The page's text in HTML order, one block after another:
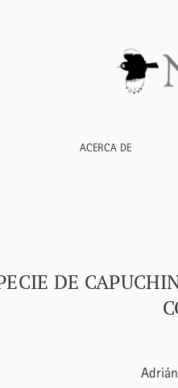
(<i>Sporophila</i>:
ACERCA DE
DE